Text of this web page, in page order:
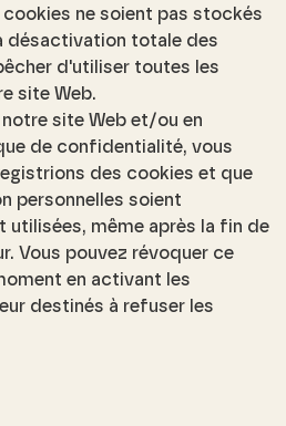
ne soient pas stockés
désactivation totale des
d'utiliser toutes les
site Web.
site Web et/ou en
de confidentialité, vous
des cookies et que
personnelles soient
même après la fin de
Vous pouvez révoquer ce
en activant les
destinés à refuser les